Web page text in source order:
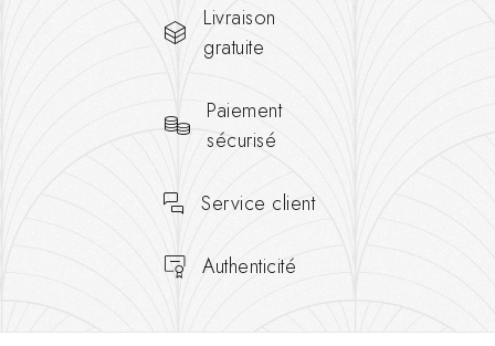
Livraison
gratuite
Paiement
sécurisé
Service client
Authenticité